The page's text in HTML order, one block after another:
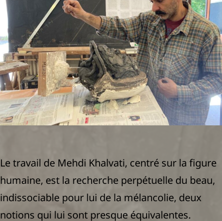
Le travail de Mehdi Khalvati, centré sur la figure
humaine, est la recherche perpétuelle du beau,
indissociable pour lui de la mélancolie, deux
notions qui lui sont presque équivalentes.